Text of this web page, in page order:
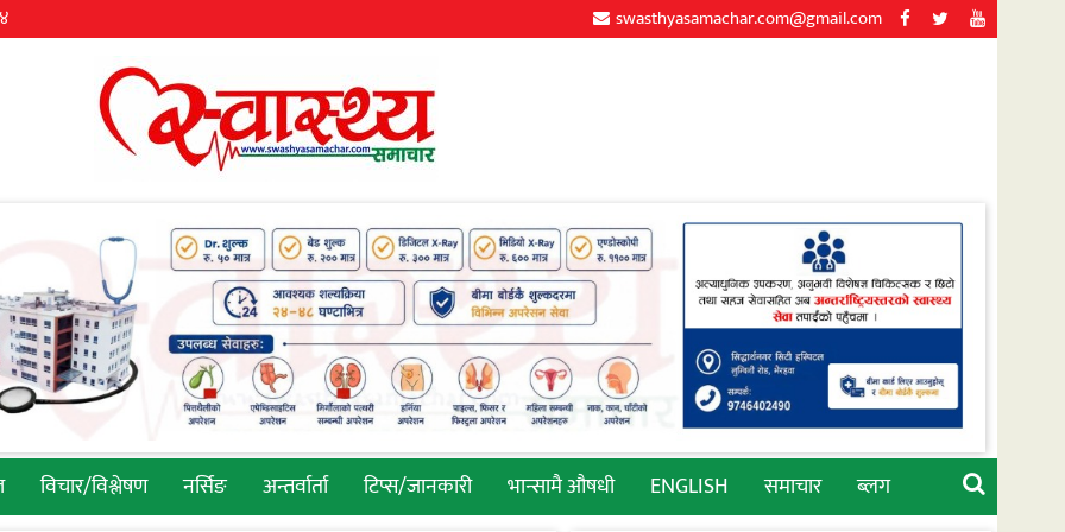
swasthyasamachar.com@gmail.com
विचार/विश्लेषण नर्सिङ अन्तर्वार्ता टिप्स/जानकारी भान्सामै औषधी ENGLISH समाचार ब्लग